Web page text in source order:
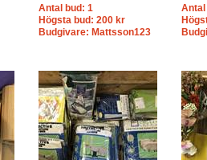
Antal bud: 1
Högsta bud: 200 kr
Budgivare: Mattsson123
Antal